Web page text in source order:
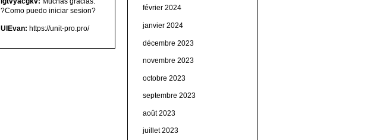
?Como puedo iniciar sesion?
UIEvan: https://unit-pro.pro/
février 2024
janvier 2024
décembre 2023
novembre 2023
octobre 2023
septembre 2023
août 2023
juillet 2023